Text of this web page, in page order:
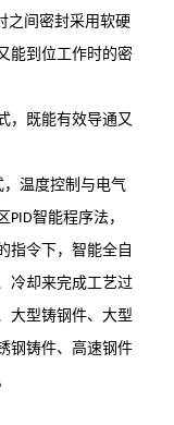
之间密封采用软硬
能到位工作时的密
，既能有效导通又
温度控制与电气
PID智能程序法，
指令下，智能全自
冷却来完成工艺过
大型铸钢件、大型
钢铸件、高速钢件